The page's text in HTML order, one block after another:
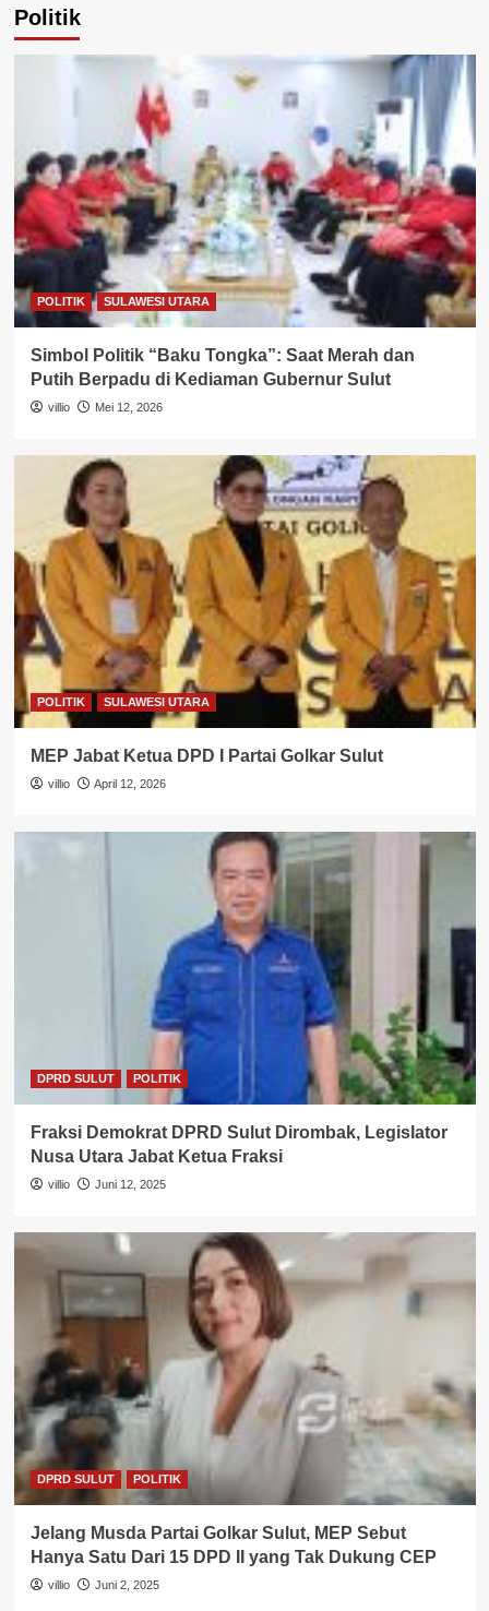
Politik
POLITIK SULAWESI UTARA
Simbol Politik “Baku Tongka”: Saat Merah dan
Putih Berpadu di Kediaman Gubernur Sulut
villio Mei 12, 2026
POLITIK SULAWESI UTARA
MEP Jabat Ketua DPD I Partai Golkar Sulut
villio April 12, 2026
DPRD SULUT POLITIK
Fraksi Demokrat DPRD Sulut Dirombak, Legislator
Nusa Utara Jabat Ketua Fraksi
villio Juni 12, 2025
DPRD SULUT POLITIK
Jelang Musda Partai Golkar Sulut, MEP Sebut
Hanya Satu Dari 15 DPD II yang Tak Dukung CEP
villio Juni 2, 2025